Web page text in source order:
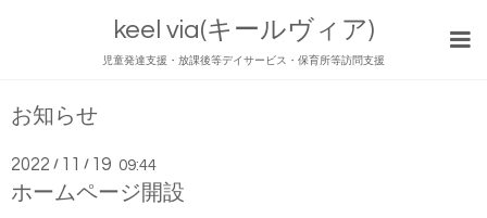
keel via(キールヴィア)
児童発達支援・放課後等デイサービス・保育所等訪問支援
お知らせ
2022 / 11 / 19 09:44
ホームページ開設